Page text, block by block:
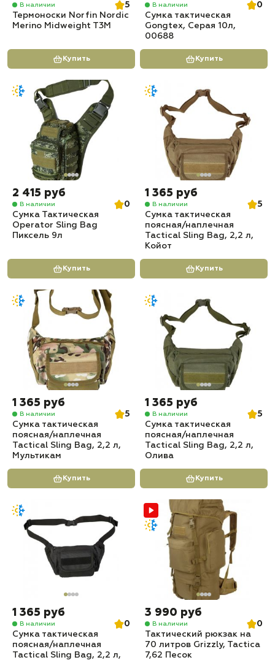
В наличии
5
Термоноски Norfin Nordic
Merino Midweight T3M
Купить
В наличии
0
Сумка тактическая
Gongtex, Серая 10л,
00688
Купить
2 415 руб
В наличии
0
Сумка Тактическая
Operator Sling Bag
Пиксель 9л
Купить
1 365 руб
В наличии
5
Сумка тактическая
поясная/наплечная
Tactical Sling Bag, 2,2 л,
Койот
Купить
1 365 руб
В наличии
5
Сумка тактическая
поясная/наплечная
Tactical Sling Bag, 2,2 л,
Мультикам
Купить
1 365 руб
В наличии
5
Сумка тактическая
поясная/наплечная
Tactical Sling Bag, 2,2 л,
Олива
Купить
1 365 руб
В наличии
0
Сумка тактическая
поясная/наплечная
Tactical Sling Bag, 2,2 л,
3 990 руб
В наличии
0
Тактический рюкзак на
70 литров Grizzly, Tactica
7,62 Песок